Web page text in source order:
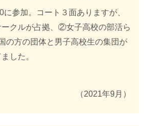
に参加。コート３面ありますが、
クルが占拠、②女子高校の部活ら
の方の団体と男子高校生の集団が
した。
（2021年9月）